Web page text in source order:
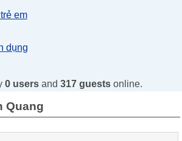
em
dụng
0 usersand 317 guestsonline.
Quang